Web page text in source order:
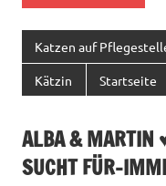
Katzen auf
Kätzin Startseite
ALBA & MARTIN
SUCHT FÜR-